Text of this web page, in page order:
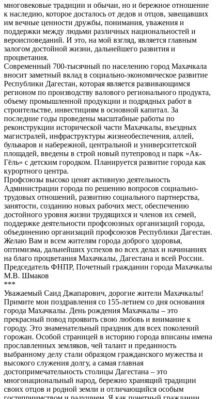
многовековые традиции и обычаи, но и бережное отношение
к наследию, которое досталось от дедов и отцов, завещавших
им вечные ценности дружбы, понимания, уважения и
поддержки между людьми различных национальностей и
вероисповеданий. И это, на мой взгляд, является главным
залогом достойной жизни, дальнейшего развития и
процветания.
Современный 700-тысячный по населению город Махачкала
вносит заметный вклад в социально-экономическое развитие
Республики Дагестан, которая является развивающимся
регионом по производству валового регионального продукта,
объему промышленной продукции и подрядных работ в
строительстве, инвестициям в основной капитал. За
последние годы проведены масштабные работы по
реконструкции исторической части Махачкалы, въездных
магистралей, инфраструктуры жизнеобеспечения, аллей,
бульваров и набережной, центральной и университетской
площадей, введены в строй новый путепровод и парк «Ак-
Гёль» с детским городком. Планируется развитие города как
курортного центра.
Профсоюзы высоко ценят активную деятельность
Администрации города по решению вопросов социально-
трудовых отношений, развитию социального партнерства,
занятости, созданию новых рабочих мест, обеспечению
достойного уровня жизни трудящихся и членов их семей,
поддержке деятельности профсоюзных организаций города,
объединению организаций профсоюзов Республики Дагестан.
Желаю Вам и всем жителям города доброго здоровья,
оптимизма, дальнейших успехов во всех делах и начинаниях
на благо процветания Махачкалы, Дагестана и всей России.
Председатель ФНПР, Почетный гражданин города Махачкалы
М.В. Шмаков
***
Уважаемый Саид Джапарович, дорогие жители Махачкалы!
Примите мои поздравления со 155-летием со дня основания
города Махачкалы. День рождения Махачкалы – это
прекрасный повод проявить свою любовь и внимание к
городу. Это знаменательный праздник для всех поколений
горожан. Особой страницей в историю города вписаны имена
прославленных земляков, чей талант и преданность
выбранному делу стали образцом гражданского мужества и
высокого служения долгу, а самая главная
достопримечательность столицы Дагестана – это
многонациональный народ, бережно хранящий традиции
своих отцов и родной земли и отличающийся особым